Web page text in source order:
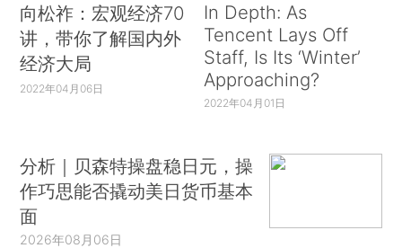
向松祚：宏观经济70
讲，带你了解国内外
经济大局
2022年04月06日
In Depth: As
Tencent Lays Off
Staff, Is Its ‘Winter’
Approaching?
2022年04月01日
分析｜贝森特操盘稳日元，操
作巧思能否撬动美日货币基本
面
2026年08月06日